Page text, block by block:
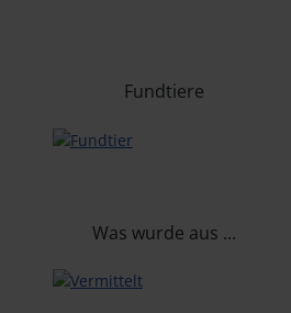
Fundtiere
Was wurde aus ...